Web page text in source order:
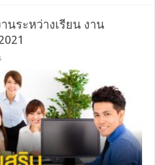
นระหว่างเรียน งาน